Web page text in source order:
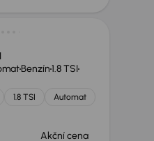
Benzín1.8 TSI
1.8 TSI
Automat
Akční cena